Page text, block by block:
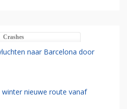
Crashes
naar Barcelona door
nieuwe route vanaf